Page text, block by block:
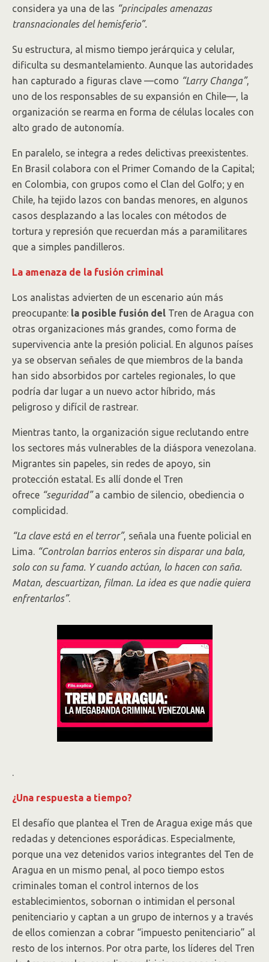
considera ya una de las “principales amenazas
transnacionales del hemisferio”.
Su estructura, al mismo tiempo jerárquica y celular,
dificulta su desmantelamiento. Aunque las autoridades
han capturado a figuras clave —como “Larry Changa”,
uno de los responsables de su expansión en Chile—, la
organización se rearma en forma de células locales con
alto grado de autonomía.
En paralelo, se integra a redes delictivas preexistentes.
En Brasil colabora con el Primer Comando de la Capital;
en Colombia, con grupos como el Clan del Golfo; y en
Chile, ha tejido lazos con bandas menores, en algunos
casos desplazando a las locales con métodos de
tortura y represión que recuerdan más a paramilitares
que a simples pandilleros.
La amenaza de la fusión criminal
Los analistas advierten de un escenario aún más
preocupante: la posible fusión del Tren de Aragua con
otras organizaciones más grandes, como forma de
supervivencia ante la presión policial. En algunos países
ya se observan señales de que miembros de la banda
han sido absorbidos por carteles regionales, lo que
podría dar lugar a un nuevo actor híbrido, más
peligroso y difícil de rastrear.
Mientras tanto, la organización sigue reclutando entre
los sectores más vulnerables de la diáspora venezolana.
Migrantes sin papeles, sin redes de apoyo, sin
protección estatal. Es allí donde el Tren
ofrece “seguridad”a cambio de silencio, obediencia o
complicidad.
“La clave está en el terror”, señala una fuente policial en
Lima. “Controlan barrios enteros sin disparar una bala,
solo con su fama. Y cuando actúan, lo hacen con saña.
Matan, descuartizan, filman. La idea es que nadie quiera
enfrentarlos”.
.
¿Una respuesta a tiempo?
El desafío que plantea el Tren de Aragua exige más que
redadas y detenciones esporádicas. Especialmente,
porque una vez detenidos varios integrantes del Ten de
Aragua en un mismo penal, al poco tiempo estos
criminales toman el control internos de los
establecimientos, sobornan o intimidan el personal
penitenciario y captan a un grupo de internos y a través
de ellos comienzan a cobrar “impuesto penitenciario” al
resto de los internos. Por otra parte, los líderes del Tren